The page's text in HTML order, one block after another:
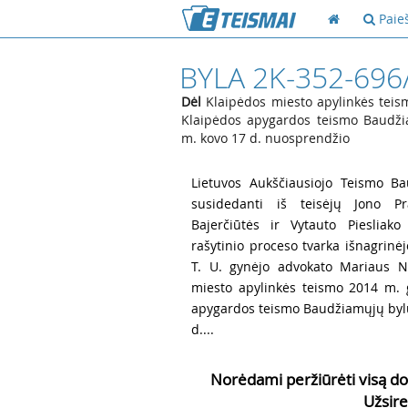
BYLA 2K-352-
Dėl Klaipėdos miesto apylinkės
Klaipėdos apygardos teismo
m. kovo 17 d. nuosprendžio
Lietuvos Aukščiausiojo Teismo
susidedanti iš teisėjų Jono
Bajerčiūtės ir Vytauto
rašytinio proceso tvarka
T. U. gynėjo advokato Mariaus
miesto apylinkės teismo 2014
apygardos teismo Baudžiamųjų
d....
Norėdami peržiūrėti visą